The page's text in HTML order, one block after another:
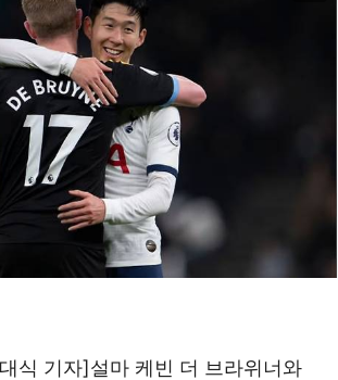
식 기자]설마 케빈 더 브라위너와